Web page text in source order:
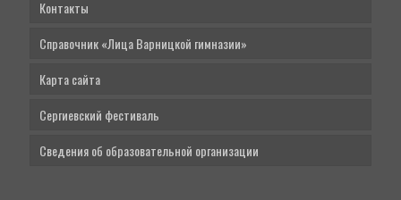
Контакты
Справочник «Лица Варницкой гимназии»
Карта сайта
Сергиевский фестиваль
Сведения об образовательной организации